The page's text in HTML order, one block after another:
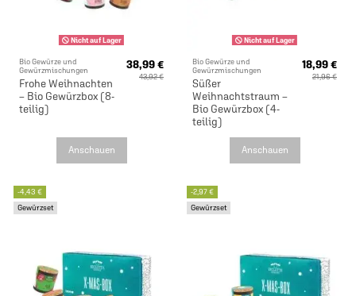
Nicht auf Lager
Bio Gewürze und
Gewürzmischungen
Frohe Weihnachten
– Bio Gewürzbox (8-
teilig)
38,99 €
43,92 €
Anschauen
Nicht auf Lager
Bio Gewürze und
Gewürzmischungen
Süßer
Weihnachtstraum –
Bio Gewürzbox (4-
teilig)
18,99 €
21,96 €
Anschauen
-4,43 €
Gewürzset
-2,97 €
Gewürzset